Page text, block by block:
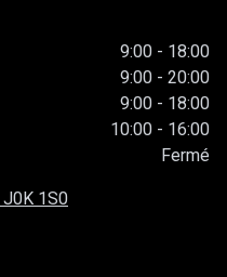
9:00 - 18:00
9:00 - 20:00
9:00 - 18:00
10:00 - 16:00
Fermé
J0K 1S0